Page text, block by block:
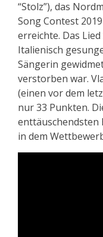
“Stolz”), das
Song Contest
erreichte. Das
Italienisch
Sängerin
verstorben war.
(einen vor dem
nur 33 Punkten.
enttäuschendsten
in dem